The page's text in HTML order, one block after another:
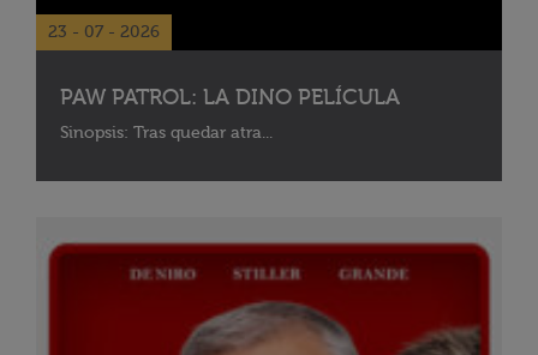
23 - 07 - 2026
PAW PATROL: LA DINO PELÍCULA
Sinopsis: Tras quedar atra...